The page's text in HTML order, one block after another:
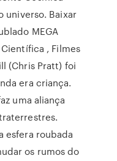
universo. Baixar
MEGA
, Filmes
(Chris Pratt) foi
era criança.
uma aliança
esfera roubada
os rumos do